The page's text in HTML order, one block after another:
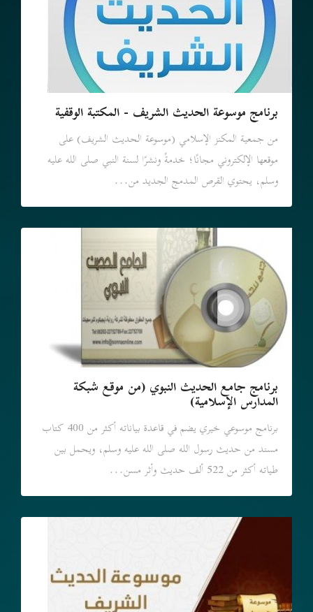
برنامج موسوعة الحديث الشريف - المكتبة الوقفية
من جمعية المكنز الإسلامي (موسوعة الحديث الشريف) على
موقعها الإلكتروني مجانًا؛ خدمةً ونشرًا لسنة النبي صلى الله عليه
وسلم، يحتوي القرص المدمج الجديد من...
برنامج جامع الحديث النبوي (من موقع شبكة
المدارس الإسلامية)
برنامج موسوعي خيري يضم في قاعدة بياناته أكثر من 400 كتاب
مسند من حديث رسول الله صلى الله عليه وسلم، ويحمل بين
طياته أكثر من 522 ألف حديث وأثر مسن...